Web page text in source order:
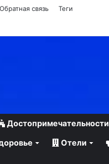
Обратная связь Теги
Достопримечательности
Отели